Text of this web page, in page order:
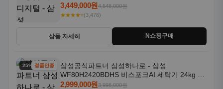
일체형 25kg+18kg 1등급
3,449,000원4,548,000원
★★★★⭐(3,476)
상품 자세히 N쇼핑구매
25% 할인정품인증
삼성공식파트너 삼성하나로 - 삼성
WF80H2420BDHS 비스포크AI 세탁기 24kg 건
조기 20kg 세제자동투입
2,999,000원3,998,000원